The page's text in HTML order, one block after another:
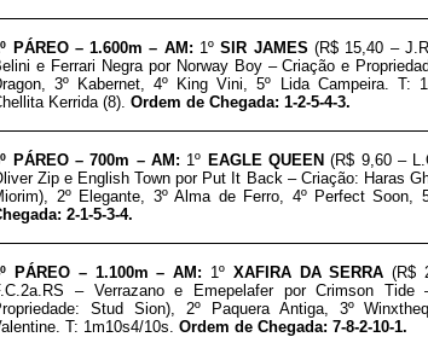
PÁREO –1.600m – AM: 1º SIR JAMES (R$ 15,40 –
e Ferrari Negra por Norway Boy – Criação e
3º Kabernet, 4º King Vini, 5º Lida Campeira. T:
Kerrida (8).Ordem de Chegada: 1-2-5-4-3.
PÁREO – 700m – AM: 1º EAGLE QUEEN(R$ 9,60 –
Zip e English Town por Put It Back – Criação: Haras
2º Elegante, 3º Alma de Ferro, 4º Perfect
2-1-5-3-4.
PÁREO – 1.100m – AM: 1ºXAFIRA DA SERRA (R$
– Verrazano e Emepelafer por Crimson
Stud Sion), 2º Paquera Antiga, 3º
T: 1m10s4/10s.Ordem de Chegada: 7-8-2-10-1.